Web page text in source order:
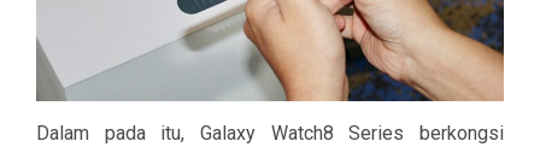
Dalam pada itu, Galaxy Watch8 Series berkongsi